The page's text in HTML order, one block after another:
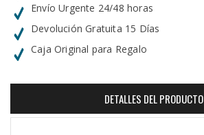
Envío Urgente 24/48 horas
Devolución Gratuita 15 Días
Caja Original para Regalo
DETALLES DEL PRODUCTO